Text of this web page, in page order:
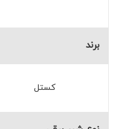
برند
کستل